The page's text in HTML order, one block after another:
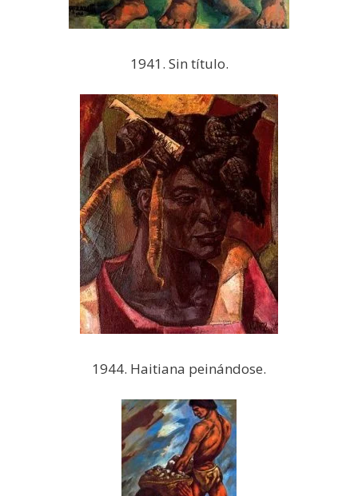
1941. Sin título.
1944. Haitiana peinándose.